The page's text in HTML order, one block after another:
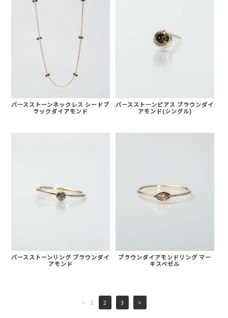
バースストーンネックレス シードブ
ラックダイアモンド
バースストーンピアス ブラウンダイ
アモンド(シングル)
バースストーンリング ブラウンダイ
アモンド
ブラウンダイアモンドリング マー
キスベゼル
< 1 2 3 >